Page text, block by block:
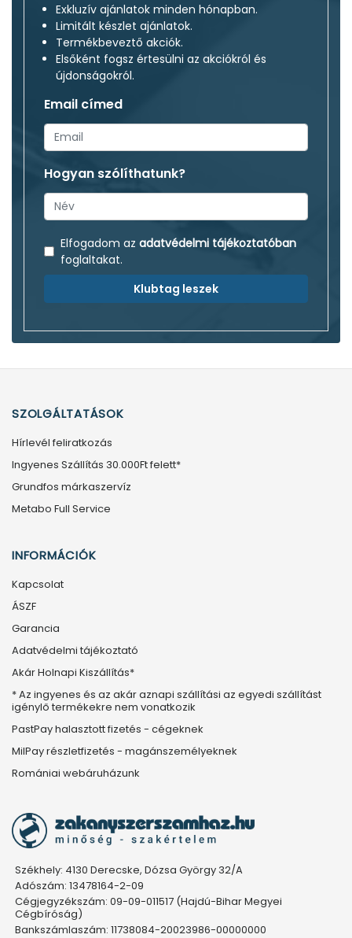
Exkluzív ajánlatok minden hónapban.
Limitált készlet ajánlatok.
Termékbeveztő akciók.
Elsőként fogsz értesülni az akciókról és
újdonságokról.
Email címed
Hogyan szólíthatunk?
Elfogadom az adatvédelmi tájékoztatóban
foglaltakat.
Klubtag leszek
SZOLGÁLTATÁSOK
Hírlevél feliratkozás
Ingyenes Szállítás 30.000Ft felett*
Grundfos márkaszervíz
Metabo Full Service
INFORMÁCIÓK
Kapcsolat
ÁSZF
Garancia
Adatvédelmi tájékoztató
Akár Holnapi Kiszállítás*
* Az ingyenes és az akár aznapi szállítási az egyedi szállítást
igénylő termékekre nem vonatkozik
PastPay halasztott fizetés - cégeknek
MilPay részletfizetés - magánszemélyeknek
Romániai webáruházunk
Székhely: 4130 Derecske, Dózsa György 32/A
Adószám: 13478164-2-09
Cégjegyzékszám: 09-09-011517 (Hajdú-Bihar Megyei
Cégbíróság)
Bankszámlaszám: 11738084-20023986-00000000